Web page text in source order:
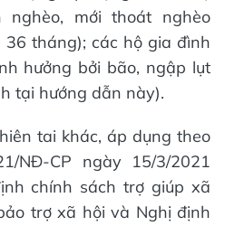
nghèo, mới thoát nghèo
tháng); các hộ gia đình
hưởng bởi bão, ngập lụt
tại hướng dẫn này).
tai khác, áp dụng theo
NĐ-CP ngày 15/3/2021
chính sách trợ giúp xã
trợ xã hội và Nghị định